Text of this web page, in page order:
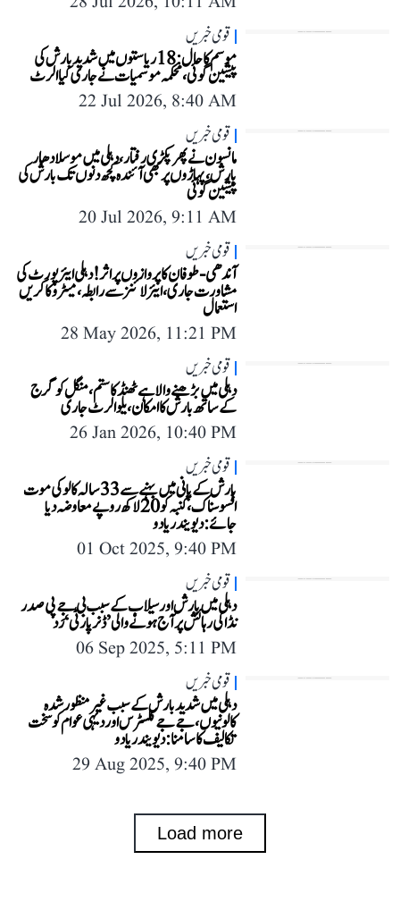
قومی خبریں
موسم کا حال: 18 ریاستوں میں شدید بارش کی
پیشین گوئی، محکمہ موسمیات نے جاری کیا الرٹ
22 Jul 2026, 8:40 AM
قومی خبریں
مانسون نے پھر پکڑی رفتار، دہلی میں موسلادھار
بارش، پہاڑوں پر بھی آئندہ کچھ دنوں تک بارش کی
پیشین گوئی
20 Jul 2026, 9:11 AM
قومی خبریں
آندھی-طوفان کا پروازوں پر اثر! دہلی ایئر پورٹ کی
مشاورت جاری، ایئرلائنز سے رابطہ، میٹرو کا کریں
استعمال
28 May 2026, 11:21 PM
قومی خبریں
دہلی میں بڑھنے والا ہے ٹھنڈ کا ستم، منگل کو گرج
کے ساتھ بارش کا امکان، یلو الرٹ جاری
26 Jan 2026, 10:40 PM
قومی خبریں
بارش کے پانی میں بہنے سے 33 سالہ کالو کی موت
افسوسناک، کنبہ کو 20 لاکھ روپے معاوضہ دیا
جائے: دیویندر یادو
01 Oct 2025, 9:40 PM
قومی خبریں
دہلی میں بارش اور سیلاب کے سبب بی جے پی صدر
نڈا کی رہائش پر آج ہونے والی ’ڈنر پارٹی‘ رَد
06 Sep 2025, 5:11 PM
قومی خبریں
دہلی میں شدید بارش کے سبب غیر منظور شدہ
کالونیوں، جے جے کلسٹرس اور دیہی عوام کو سخت
تکالیف کا سامنا: دیویندر یادو
29 Aug 2025, 9:40 PM
Load more